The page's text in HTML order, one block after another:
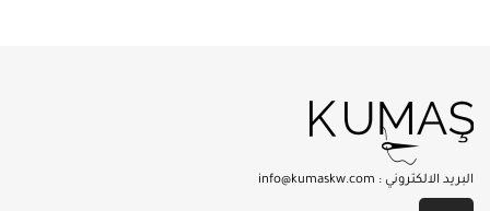
البريد الالكتروني : info@kumaskw.com